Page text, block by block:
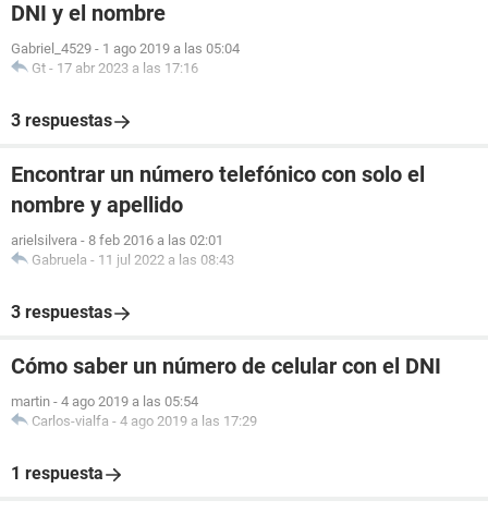
DNI y el nombre
Gabriel_4529 - 1 ago 2019 a las 05:04
Gt - 17 abr 2023 a las 17:16
3 respuestas
Encontrar un número telefónico con solo el
nombre y apellido
arielsilvera - 8 feb 2016 a las 02:01
Gabruela - 11 jul 2022 a las 08:43
3 respuestas
Cómo saber un número de celular con el DNI
martin - 4 ago 2019 a las 05:54
Carlos-vialfa - 4 ago 2019 a las 17:29
1 respuesta